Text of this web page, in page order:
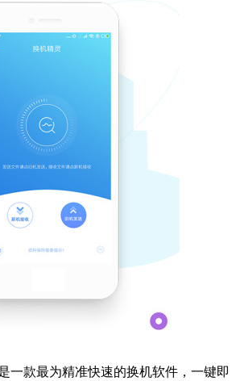
款最为精准快速的换机软件，一键即